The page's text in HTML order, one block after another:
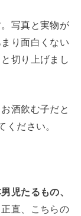
写真と実物が
り面白くない
切り上げまし
酒飲む子だと
ださい。
児たるもの、
直、こちらの